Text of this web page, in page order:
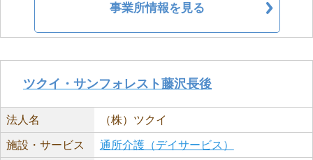
事業所情報を見る
ツクイ・サンフォレスト藤沢長後
法人名 （株）ツクイ
施設・サービス 通所介護（デイサービス）